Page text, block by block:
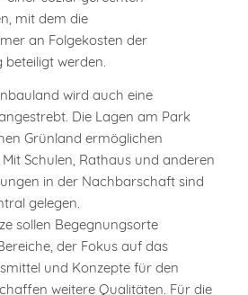
mit dem die
an Folgekosten der
werden.
wird auch eine
Die Lagen am Park
Grünland ermöglichen
Schulen, Rathaus und anderen
in der Nachbarschaft sind
gelegen.
sollen Begegnungsorte
der Fokus auf das
und Konzepte für den
weitere Qualitäten. Für die